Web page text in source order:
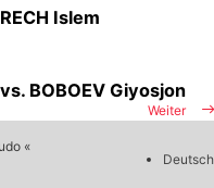
Islem
Weiter
BOBOEV Giyosjon
«
Deutsch